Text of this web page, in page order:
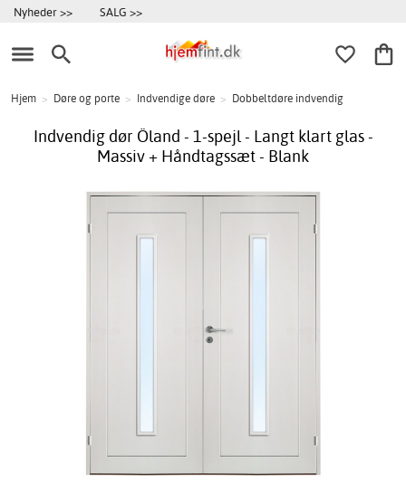
Nyheder >> SALG >>
Hjem > Døre og porte > Indvendige døre > Dobbeltdøre indvendig
Indvendig dør Öland - 1-spejl - Langt klart glas -
Massiv + Håndtagssæt - Blank